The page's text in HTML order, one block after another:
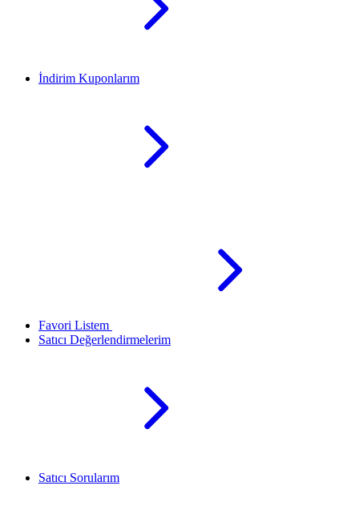
İndirim Kuponlarım
Favori Listem
Satıcı Değerlendirmelerim
Satıcı Sorularım